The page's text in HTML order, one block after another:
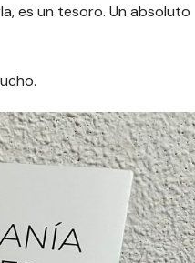
es un tesoro. Un absoluto